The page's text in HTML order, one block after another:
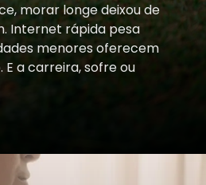
morar longe deixou de
Internet rápida pesa
menores oferecem
E a carreira, sofre ou